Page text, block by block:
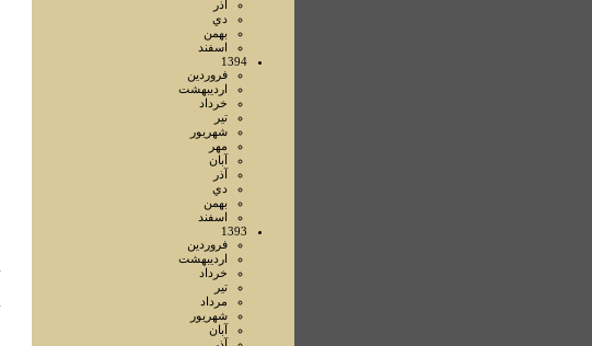
آذر
دي
بهمن
اسفند
1394
فروردين
ارديبهشت
خرداد
تير
شهريور
مهر
آبان
آذر
دي
بهمن
اسفند
1393
فروردين
ارديبهشت
خرداد
تير
مرداد
شهريور
آبان